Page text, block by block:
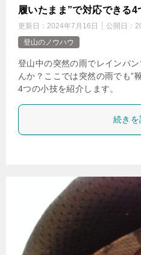
履いたまま”で対応できる4
更新日： 2024年7月16日 公開日：
登山のノウハウ
登山中の突然の雨でレインパ
んか？ここでは突然の雨でも”
4つの小技を紹介します。
続き